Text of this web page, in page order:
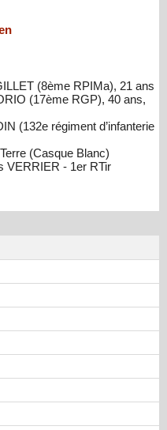
(8ème RPIMa), 21 ans
(17ème RGP), 40 ans,
(132e régiment d’infanterie
(Casque Blanc)
VERRIER - 1er RTir